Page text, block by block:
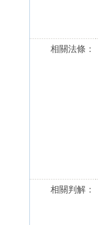
相關法條：
相關判解：